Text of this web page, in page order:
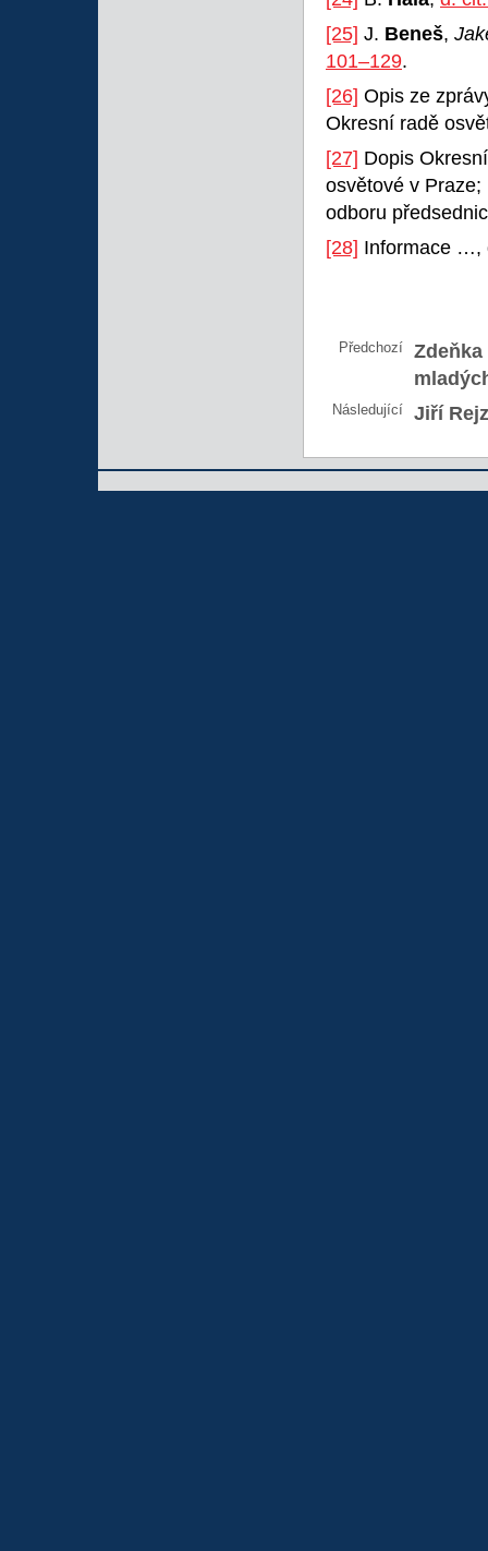
[25] J. Beneš,
101–129.
[26] Opis ze
Okresní radě
[27] Dopis
osvětové v
odboru
[28] Informace …,
Předchozí
Zdeňka
Následující Jiří